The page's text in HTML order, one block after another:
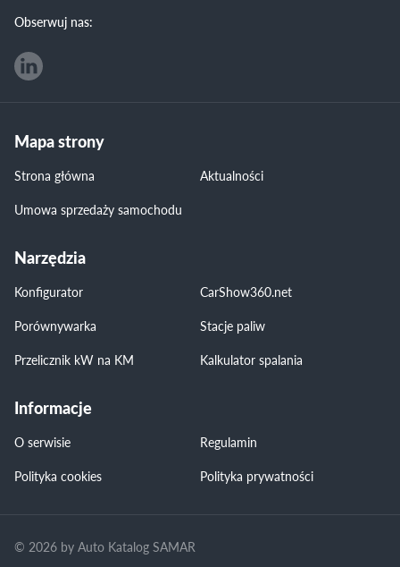
Obserwuj nas:
Mapa strony
Strona główna
Aktualności
Umowa sprzedaży samochodu
Narzędzia
Konfigurator
CarShow360.net
Porównywarka
Stacje paliw
Przelicznik kW na KM
Kalkulator spalania
Informacje
O serwisie
Regulamin
Polityka cookies
Polityka prywatności
© 2026 by Auto Katalog SAMAR